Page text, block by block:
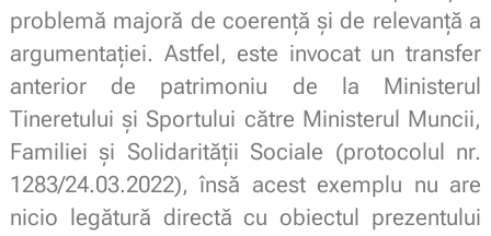
problemă majoră de coerență și de relevanță a
argumentației. Astfel, este invocat un transfer
anterior de patrimoniu de la Ministerul
Tineretului și Sportului către Ministerul Muncii,
Familiei și Solidarității Sociale (protocolul nr.
1283/24.03.2022), însă acest exemplu nu are
nicio legătură directă cu obiectul prezentului